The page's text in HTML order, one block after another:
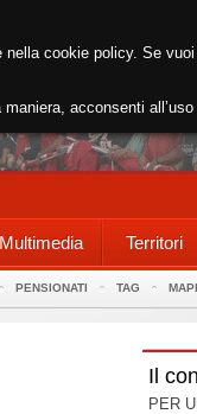
Multimedia Territori
PENSIONATI TAG
Il
PER
cookie policy. Se
acconsenti